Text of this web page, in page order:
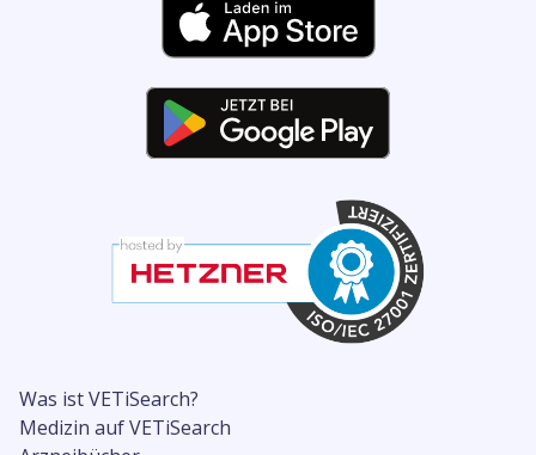
Was ist VETiSearch?
Medizin auf VETiSearch